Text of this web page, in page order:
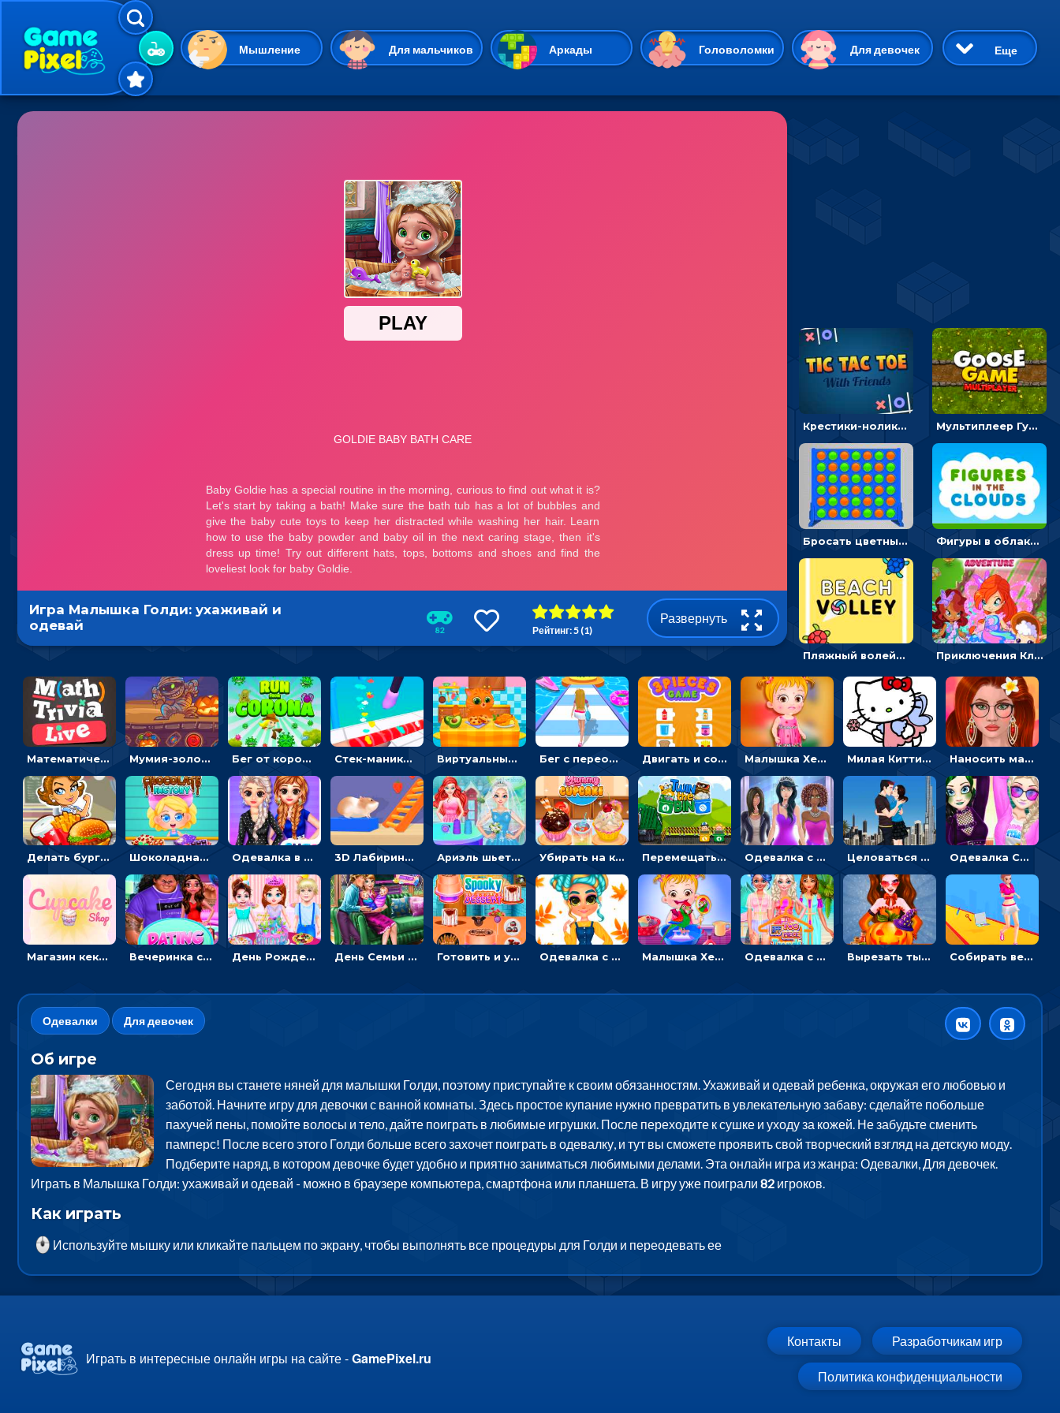
Мышление Для мальчиков Аркады Головоломки Для девочек
Гиперказуальные Казуальные Веселые 3D Приключения
Unity
Симуляторы
Пасьянс
Еще
Крестики-нолики мультиплеер: найди соперника и сразись Мультиплеер Гусь: кидай кости и шагай к финишу
Бросать цветные диски и складывать линии - головоломка Фигуры в облаках: подбери предмет по очертанию – головоломка
Пляжный волейбол с черепахами: лови мяч и пасуй сопернику Приключения Клуба Винкс: менять дорожки, чтобы собирать кристаллы
Игра Малышка Голди: ухаживай и
одевай
82 Рейтинг: 5 (1)
Развернуть
Математическая викторина мультиплеер: решать примеры на время Мумия-золотоискатель: закидывать бинты, чтобы доставать сокровища Бег от коронавируса: держать дистанцию, чтобы не заразиться Стек-маникюр для девочек: красить ногти и избегать пил Виртуальный питомец: ухаживать, кормить, купать рыжего кота Бег с переодеванием: ловить одежду и повторять модные образы - для девочек Двигать и соединять пазлы по смыслу - головоломка для детей Малышка Хейзел заболела ветрянкой: вызывать доктора и лечить Милая Китти для девочек: поиск отличий на картинках Наносить макияж и делать прическу для корейской принцессы
Делать бургеры, чтобы открывать новые ингредиенты - для девочек Шоколадная фабрика для девочек: лущить бобы, готовить и украшать сладости Одевалка в точку и полоску: создавать образы для принцесс и фотографировать 3D Лабиринт хомяка: проходить полосу препятствий, чтобы получать вкусняшки Ариэль шьет свадебные платья для принцесс в салоне - одевалка Убирать на кухне, готовить и печь кексы - для девочек Перемещать героя с корзиной или собирать мусор - гиперказуальная Одевалка с разными стилями: переодевать, красить и выигрывать конкурс красоты Целоваться или отвлекать прохожих от пары - гиперказуальные Одевалка Сражение для девочек-принцесс: софт против гранжа
Магазин кексов: повторять сладости с картинки или продавать вкусняшки Вечеринка свиданий: одевалка для влюбленных День Рождения Тейлор: печь торт для девочки или наряжать именинницу День Семьи Ледяной принцессы: убираться в доме и ухаживать за малышами - для девочек Готовить и украшать десерт на Хэллоуин - для девочек Одевалка с яркими осенними нарядами: собирать образ для прогулки Малышка Хейзел ухаживает за попугаем: лечить и развлекать птичку Одевалка с принцессами на пляже Вырезать тыкву и одевать Харли Квинн - одевалка с карвингом Собирать вещи и преображать девочку, чтобы покорить парня – гиперказуалка
Одевалки Для девочек
Об игре
Сегодня вы станете няней для малышки Голди, поэтому приступайте к своим обязанностям. Ухаживай и одевай ребенка, окружая его любовью и
заботой. Начните игру для девочки с ванной комнаты. Здесь простое купание нужно превратить в увлекательную забаву: сделайте побольше
пахучей пены, помойте волосы и тело, дайте поиграть в любимые игрушки. После переходите к сушке и уходу за кожей. Не забудьте сменить
памперс! После всего этого Голди больше всего захочет поиграть в одевалку, и тут вы сможете проявить свой творческий взгляд на детскую моду.
Подберите наряд, в котором девочке будет удобно и приятно заниматься любимыми делами. Эта онлайн игра из жанра: Одевалки, Для девочек.
Играть в Малышка Голди: ухаживай и одевай - можно в браузере компьютера, смартфона или планшета. В игру уже поиграли 82игроков.
Как играть
Используйте мышку или кликайте пальцем по экрану, чтобы выполнять все процедуры для Голди и переодевать ее
Играть в интересные онлайн игры на сайте -GamePixel.ru
Контакты Разработчикам игр
Политика конфиденциальности